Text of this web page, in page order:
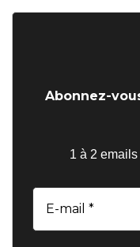
Abonnez-
1 à 2